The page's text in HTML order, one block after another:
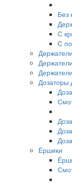
Без
С
С
Дозаторы
Ёршики